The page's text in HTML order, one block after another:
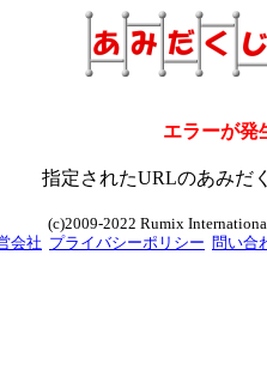
エラーが発
指定されたURLのあみだ
(c)2009-2022 Rumix
会社 プライバシーポリシー 問い合